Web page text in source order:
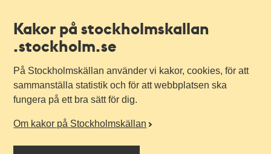
Kakor på stockholmskallan
.stockholm.se
På Stockholmskällan använder vi kakor, cookies, för att
sammanställa statistik och för att webbplatsen ska
fungera på ett bra sätt för dig.
Om kakor på Stockholmskällan